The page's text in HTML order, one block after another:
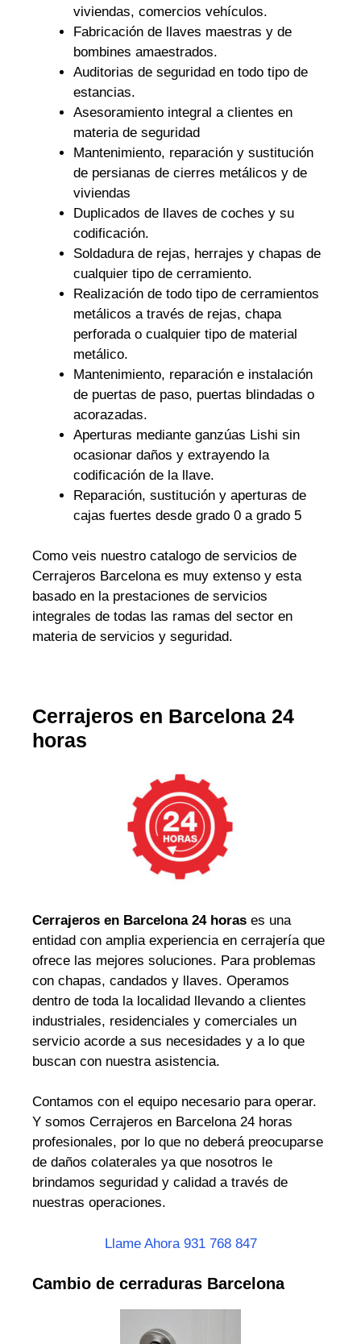
viviendas, comercios vehículos.
Fabricación de llaves maestras y de
bombines amaestrados.
Auditorias de seguridad en todo tipo de
estancias.
Asesoramiento integral a clientes en
materia de seguridad
Mantenimiento, reparación y sustitución
de persianas de cierres metálicos y de
viviendas
Duplicados de llaves de coches y su
codificación.
Soldadura de rejas, herrajes y chapas de
cualquier tipo de cerramiento.
Realización de todo tipo de cerramientos
metálicos a través de rejas, chapa
perforada o cualquier tipo de material
metálico.
Mantenimiento, reparación e instalación
de puertas de paso, puertas blindadas o
acorazadas.
Aperturas mediante ganzúas Lishi sin
ocasionar daños y extrayendo la
codificación de la llave.
Reparación, sustitución y aperturas de
cajas fuertes desde grado 0 a grado 5
Como veis nuestro catalogo de servicios de
Cerrajeros Barcelona es muy extenso y esta
basado en la prestaciones de servicios
integrales de todas las ramas del sector en
materia de servicios y seguridad.
Cerrajeros en Barcelona 24
horas
Cerrajeros en Barcelona 24 horas es una
entidad con amplia experiencia en cerrajería que
ofrece las mejores soluciones. Para problemas
con chapas, candados y llaves. Operamos
dentro de toda la localidad llevando a clientes
industriales, residenciales y comerciales un
servicio acorde a sus necesidades y a lo que
buscan con nuestra asistencia.
Contamos con el equipo necesario para operar.
Y somos Cerrajeros en Barcelona 24 horas
profesionales, por lo que no deberá preocuparse
de daños colaterales ya que nosotros le
brindamos seguridad y calidad a través de
nuestras operaciones.
Llame Ahora 931 768 847
Cambio de cerraduras Barcelona